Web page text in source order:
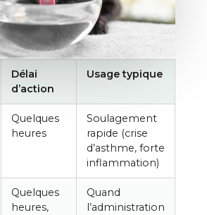
Délai
d’action
Usage typique
Quelques
heures
Soulagement
rapide (crise
d’asthme, forte
inflammation)
Quelques
heures,
Quand
l’administration